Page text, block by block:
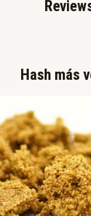
Hash más